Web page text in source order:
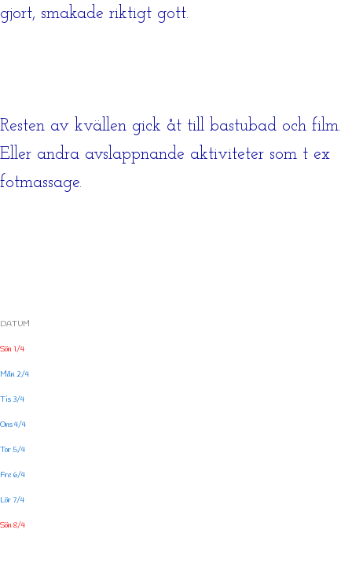
gjort, smakade riktigt gott.
Resten av kvällen gick åt till bastubad och film.
Eller andra avslappnande aktiviteter som t ex
fotmassage.
DATUM
Sön 1/4
Mån 2/4
Tis 3/4
Ons 4/4
Tor 5/4
Fre 6/4
Lör 7/4
Sön 8/4